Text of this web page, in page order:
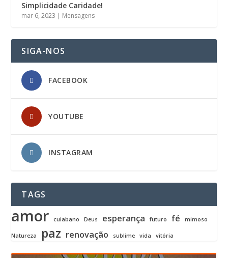
Simplicidade Caridade!
mar 6, 2023 | Mensagens
SIGA-NOS
FACEBOOK
YOUTUBE
INSTAGRAM
TAGS
amor cuiabano Deus esperança futuro fé mimoso
Natureza paz renovação sublime vida vitória